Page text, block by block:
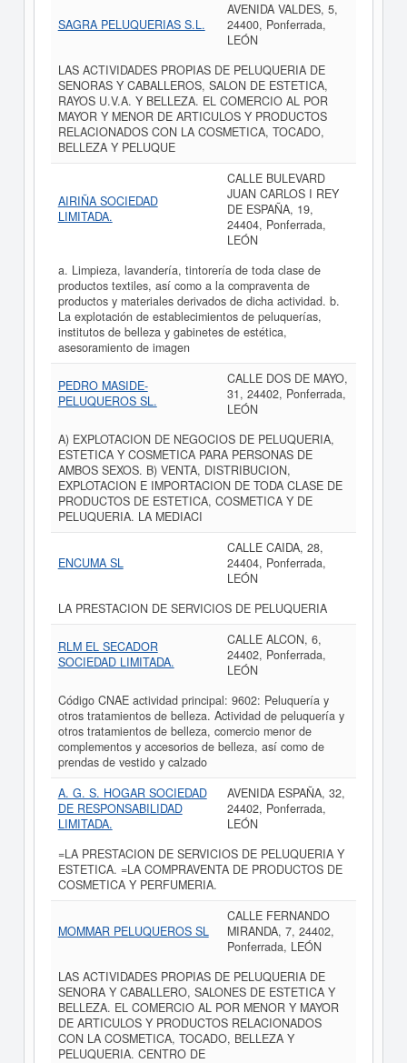
SAGRA PELUQUERIAS S.L.
AVENIDA VALDES, 5,
24400, Ponferrada,
LEÓN
LAS ACTIVIDADES PROPIAS DE PELUQUERIA DE
SENORAS Y CABALLEROS, SALON DE ESTETICA,
RAYOS U.V.A. Y BELLEZA. EL COMERCIO AL POR
MAYOR Y MENOR DE ARTICULOS Y PRODUCTOS
RELACIONADOS CON LA COSMETICA, TOCADO,
BELLEZA Y PELUQUE
AIRIÑA SOCIEDAD
LIMITADA.
CALLE BULEVARD
JUAN CARLOS I REY
DE ESPAÑA, 19,
24404, Ponferrada,
LEÓN
a. Limpieza, lavandería, tintorería de toda clase de
productos textiles, así como a la compraventa de
productos y materiales derivados de dicha actividad. b.
La explotación de establecimientos de peluquerías,
institutos de belleza y gabinetes de estética,
asesoramiento de imagen
PEDRO MASIDE-
PELUQUEROS SL.
CALLE DOS DE MAYO,
31, 24402, Ponferrada,
LEÓN
A) EXPLOTACION DE NEGOCIOS DE PELUQUERIA,
ESTETICA Y COSMETICA PARA PERSONAS DE
AMBOS SEXOS. B) VENTA, DISTRIBUCION,
EXPLOTACION E IMPORTACION DE TODA CLASE DE
PRODUCTOS DE ESTETICA, COSMETICA Y DE
PELUQUERIA. LA MEDIACI
ENCUMA SL
CALLE CAIDA, 28,
24404, Ponferrada,
LEÓN
LA PRESTACION DE SERVICIOS DE PELUQUERIA
RLM EL SECADOR
SOCIEDAD LIMITADA.
CALLE ALCON, 6,
24402, Ponferrada,
LEÓN
Código CNAE actividad principal: 9602: Peluquería y
otros tratamientos de belleza. Actividad de peluquería y
otros tratamientos de belleza, comercio menor de
complementos y accesorios de belleza, así como de
prendas de vestido y calzado
A. G. S. HOGAR SOCIEDAD
DE RESPONSABILIDAD
LIMITADA.
AVENIDA ESPAÑA, 32,
24402, Ponferrada,
LEÓN
=LA PRESTACION DE SERVICIOS DE PELUQUERIA Y
ESTETICA. =LA COMPRAVENTA DE PRODUCTOS DE
COSMETICA Y PERFUMERIA.
MOMMAR PELUQUEROS SL
CALLE FERNANDO
MIRANDA, 7, 24402,
Ponferrada, LEÓN
LAS ACTIVIDADES PROPIAS DE PELUQUERIA DE
SENORA Y CABALLERO, SALONES DE ESTETICA Y
BELLEZA. EL COMERCIO AL POR MENOR Y MAYOR
DE ARTICULOS Y PRODUCTOS RELACIONADOS
CON LA COSMETICA, TOCADO, BELLEZA Y
PELUQUERIA. CENTRO DE